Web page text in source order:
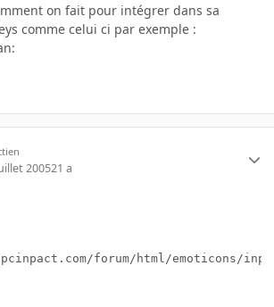
on fait pour intégrer dans sa
comme celui ci par exemple :
200521 a
forum/html/emoticons/